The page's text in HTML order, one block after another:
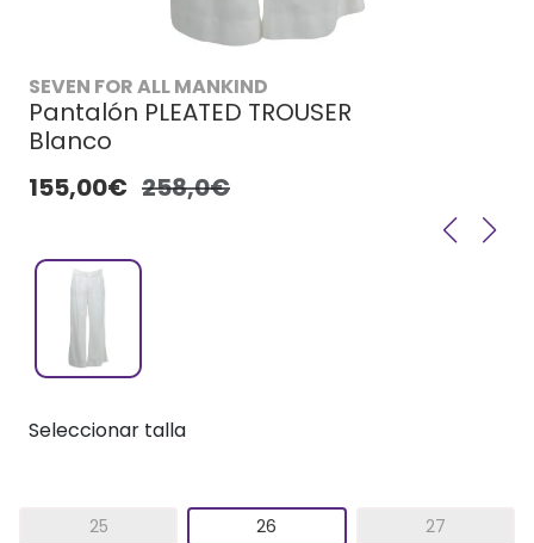
SEVEN FOR ALL MANKIND
Pantalón PLEATED TROUSER
Blanco
155,00€ 258,0€
Seleccionar talla
25 26 27